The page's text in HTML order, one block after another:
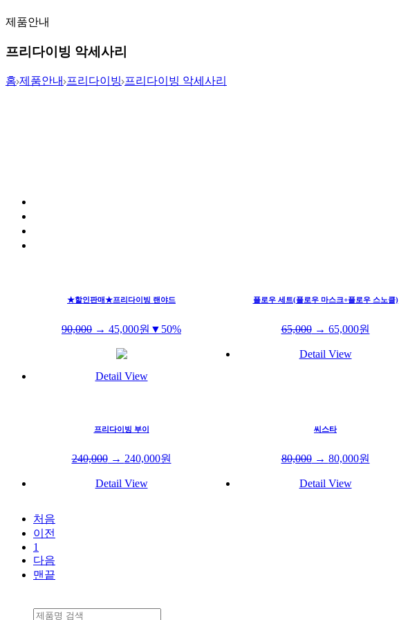
제품안내
프리다이빙 악세사리
홈 제품안내 프리다이빙 프리다이빙 악세사리
★할인판매★프리다이빙 랜야드
90,000 → 45,000원 ▼50%
Detail View
플로우 세트(플로우 마스크+플로우 스노클)
65,000→ 65,000원
Detail View
프리다이빙 부이
240,000→ 240,000원
Detail View
씨스타
80,000→ 80,000원
Detail View
처음
이전
1
다음
맨끝